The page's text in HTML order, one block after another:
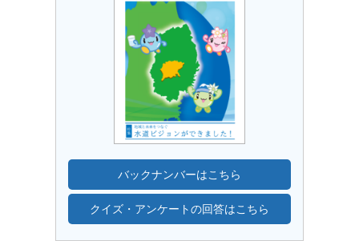
バックナンバーはこちら
クイズ・アンケートの回答はこちら